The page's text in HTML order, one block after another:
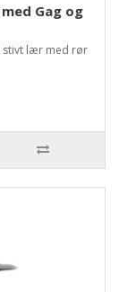
Gag og
i stivt lær med rør